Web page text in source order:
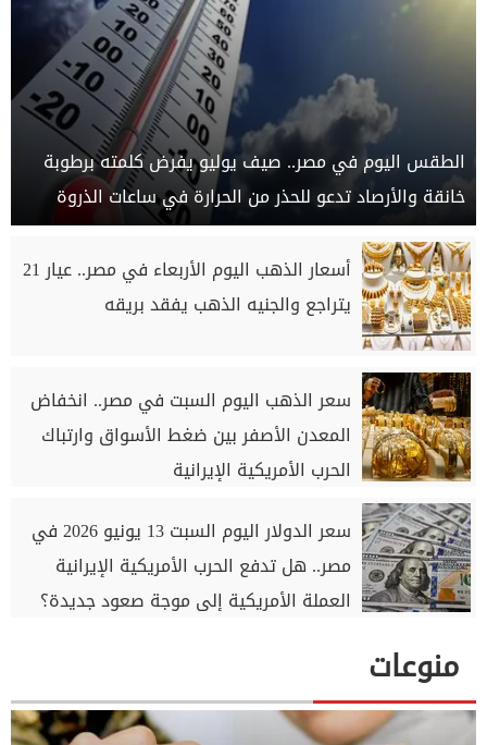
الطقس اليوم في مصر.. صيف يوليو يفرض كلمته برطوبة
خانقة والأرصاد تدعو للحذر من الحرارة في ساعات الذروة
أسعار الذهب اليوم الأربعاء في مصر.. عيار 21
يتراجع والجنيه الذهب يفقد بريقه
سعر الذهب اليوم السبت في مصر.. انخفاض
المعدن الأصفر بين ضغط الأسواق وارتباك
الحرب الأمريكية الإيرانية
سعر الدولار اليوم السبت 13 يونيو 2026 في
مصر.. هل تدفع الحرب الأمريكية الإيرانية
العملة الأمريكية إلى موجة صعود جديدة؟
منوعات